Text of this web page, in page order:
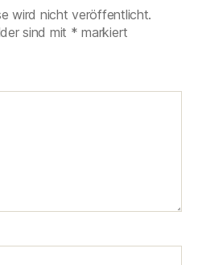
wird nicht veröffentlicht.
sind mit * markiert